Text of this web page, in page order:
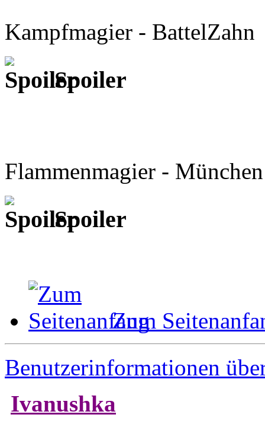
Kampfmagier - BattelZahn
Spoiler
Flammenmagier - München
Spoiler
Zum
Benutzerinformationen
Ivanushka